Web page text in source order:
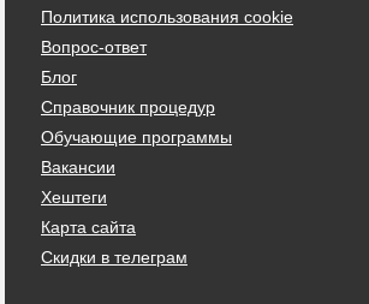
Политика использования cookie
Вопрос-ответ
Блог
Справочник процедур
Обучающие программы
Вакансии
Хештеги
Карта сайта
Скидки в телеграм